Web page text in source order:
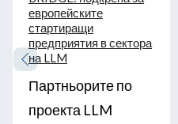
европейските
стартиращи
предприятия в сектора
на LLM
Партньорите по
проекта LLM